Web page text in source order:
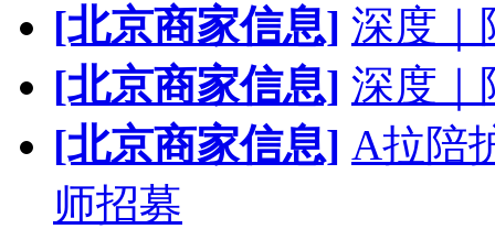
[北京商家信息] 深度｜
[北京商家信息] 深度｜
[北京商家信息] A拉陪
师招募